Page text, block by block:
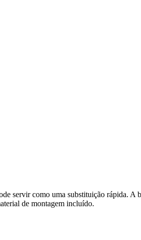
servir como uma substituição rápida. A
de montagem incluído.